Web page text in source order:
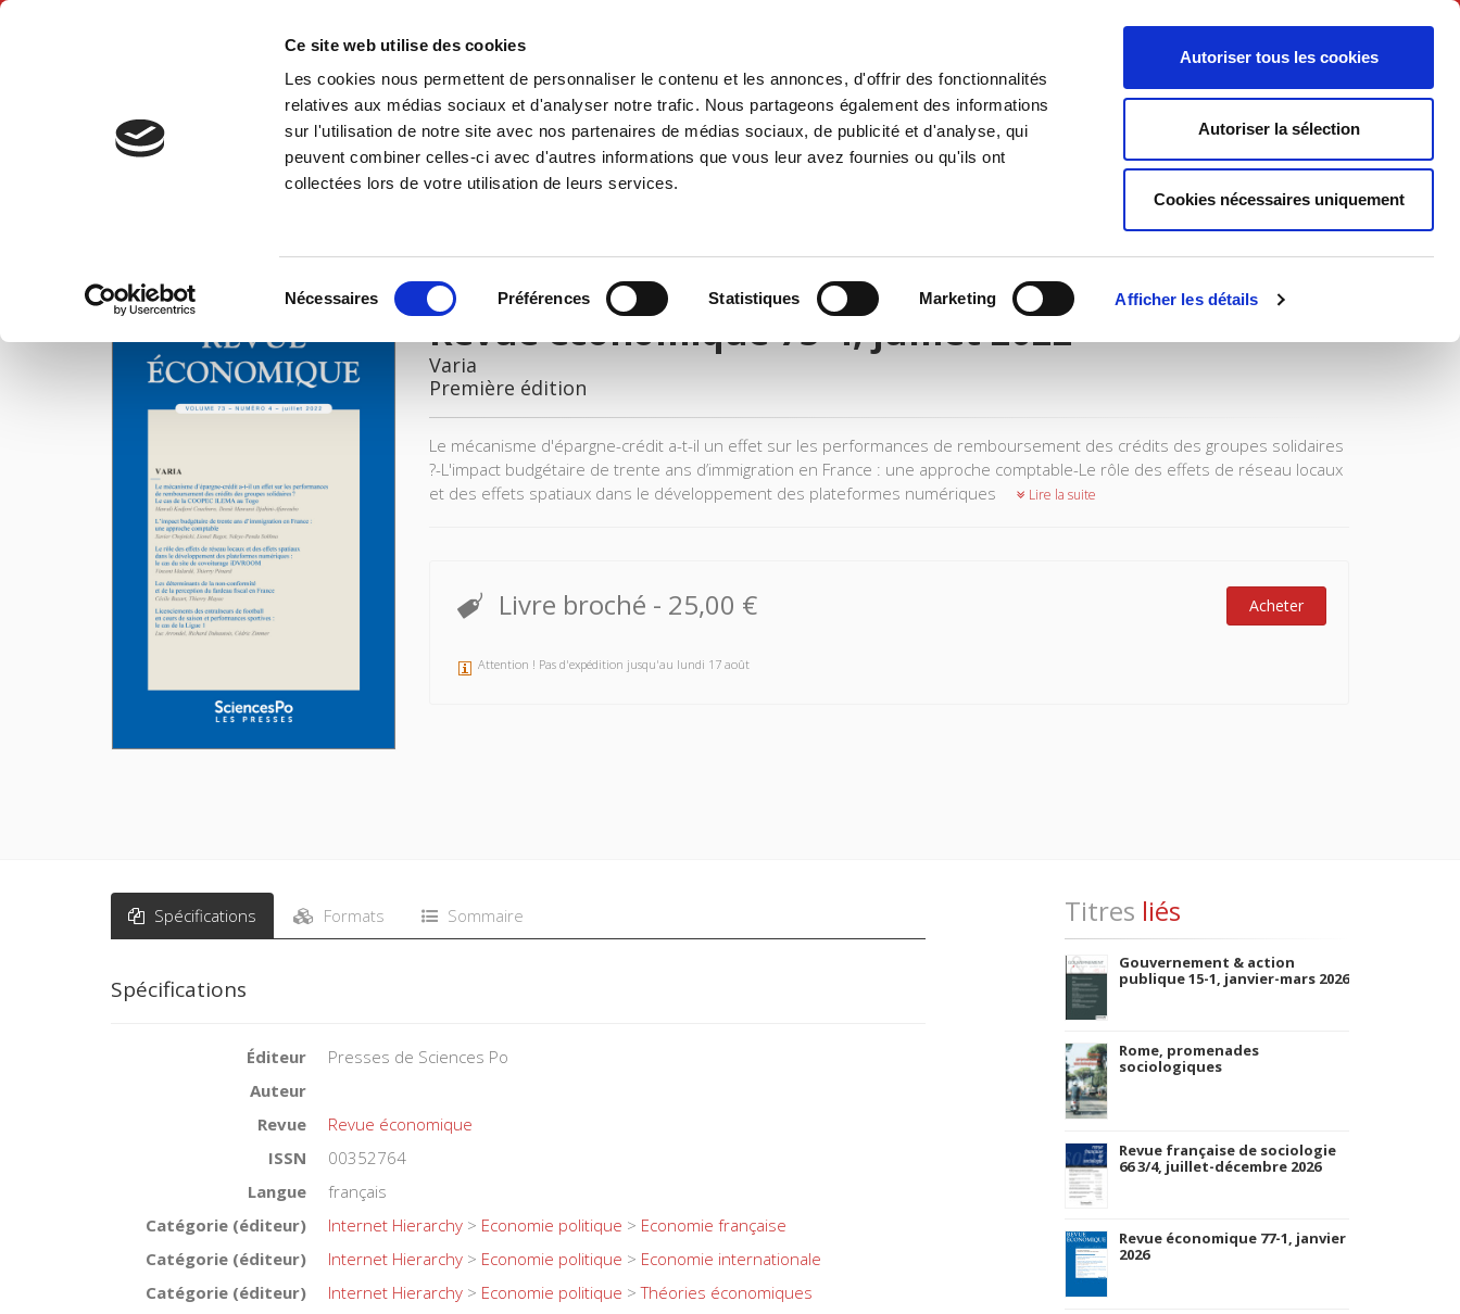
Ce site web utilise des cookies
Les cookies nous permettent de personnaliser le contenu et les annonces, d'offrir des fonctionnalités
relatives aux médias sociaux et d'analyser notre trafic. Nous partageons également des informations
sur l'utilisation de notre site avec nos partenaires de médias sociaux, de publicité et d'analyse, qui
peuvent combiner celles-ci avec d'autres informations que vous leur avez fournies ou qu'ils ont
collectées lors de votre utilisation de leurs services.
Nécessaires Préférences Statistiques Marketing Afficher les détails
Autoriser tous les cookies
Autoriser la sélection
Cookies nécessaires uniquement
Français
Accueil Environnement Histoire International Politique Société
Accueil Revue économique 73-4, juillet 2022
Revue économique 73-4, juillet 2022
Varia
Première édition
Le mécanisme d'épargne-crédit a-t-il un effet sur les performances de remboursement des crédits des groupes solidaires
?-L'impact budgétaire de trente ans d’immigration en France : une approche comptable-Le rôle des effets de réseau locaux
et des effets spatiaux dans le développement des plateformes numériques
Lire la suite
Livre broché - 25,00 € Acheter
Attention ! Pas d'expédition jusqu'au lundi 17 août
Spécifications Formats Sommaire
Spécifications
Éditeur
Presses de Sciences Po
Auteur
Revue
Revue économique
ISSN
00352764
Langue
français
Catégorie (éditeur)
Internet Hierarchy > Economie politique > Economie française
Catégorie (éditeur)
Internet Hierarchy > Economie politique > Economie internationale
Catégorie (éditeur)
Internet Hierarchy > Economie politique >Théories économiques
Titres liés
Gouvernement & action
publique 15-1, janvier-mars 2026
Rome, promenades
sociologiques
Revue française de sociologie
66 3/4, juillet-décembre 2026
Revue économique 77-1, janvier
2026